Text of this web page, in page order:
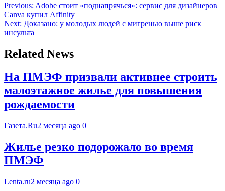
Previous: Adobe стоит «поднапрячься»: сервис для дизайнеров
Canva купил Affinity
Next: Доказано: у молодых людей с мигренью выше риск
инсульта
Related News
На ПМЭФ призвали активнее строить
малоэтажное жилье для повышения
рождаемости
Газета.Ru2 месяца ago 0
Жилье резко подорожало во время
ПМЭФ
Lenta.ru2 месяца ago 0